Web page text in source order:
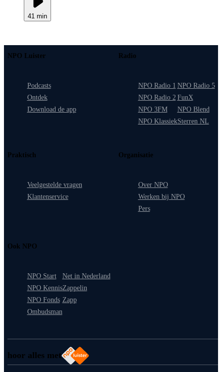
41 min
hoor alles met
NPO Luister
Podcasts
Ontdek
Download de app
Radio
NPO Radio 1
NPO Radio 2
NPO 3FM
NPO Klassiek
NPO Radio 5
FunX
NPO Blend
Sterren NL
Praktisch
Veelgestelde vragen
Klantenservice
Organisatie
Over NPO
Werken bij NPO
Pers
Ook NPO
NPO Start
NPO Kennis
NPO Fonds
Ombudsman
Net in Nederland
Zappelin
Zapp